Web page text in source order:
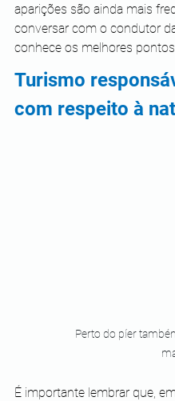
aparições são ainda mais
conversar com o condutor
conhece os melhores
Turismo
com respeito à
Perto do píer
É importante lembrar que,